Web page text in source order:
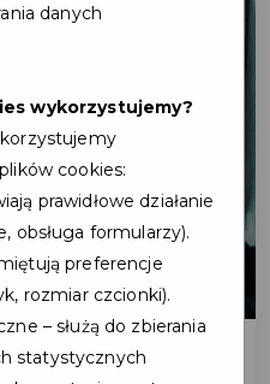
danych
wykorzystujemy?
cookies:
prawidłowe działanie
obsługa formularzy).
preferencje
rozmiar czcionki).
– służą do zbierania
statystycznych